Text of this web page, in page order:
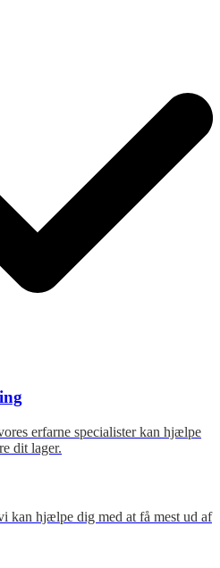
erfarne specialister kan hjælpe
dit lager.
kan hjælpe dig med at få mest ud af